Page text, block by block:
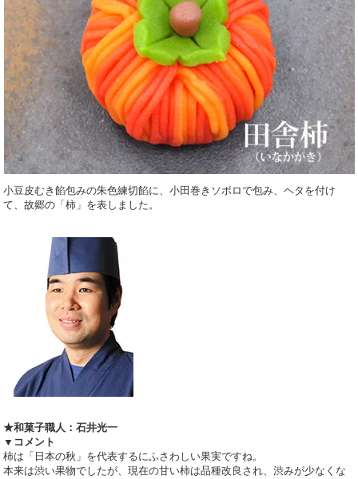
小豆皮むき餡包みの朱色練切餡に、小田巻きソボロで包み、ヘタを付け
て、故郷の「柿」を表しました。
★和菓子職人：石井光一
▼コメント
柿は「日本の秋」を代表するにふさわしい果実ですね。
本来は渋い果物でしたが、現在の甘い柿は品種改良され、渋みが少なくな